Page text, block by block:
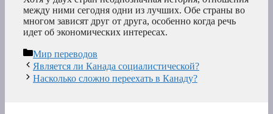
между ними сегодня одни из лучших. Обе страны во
многом зависят друг от друга, особенно когда речь
идет об экономических интересах.
Рубрики
Мир переводов
Является ли Канада социалистической?
Насколько сложно переехать в Канаду?